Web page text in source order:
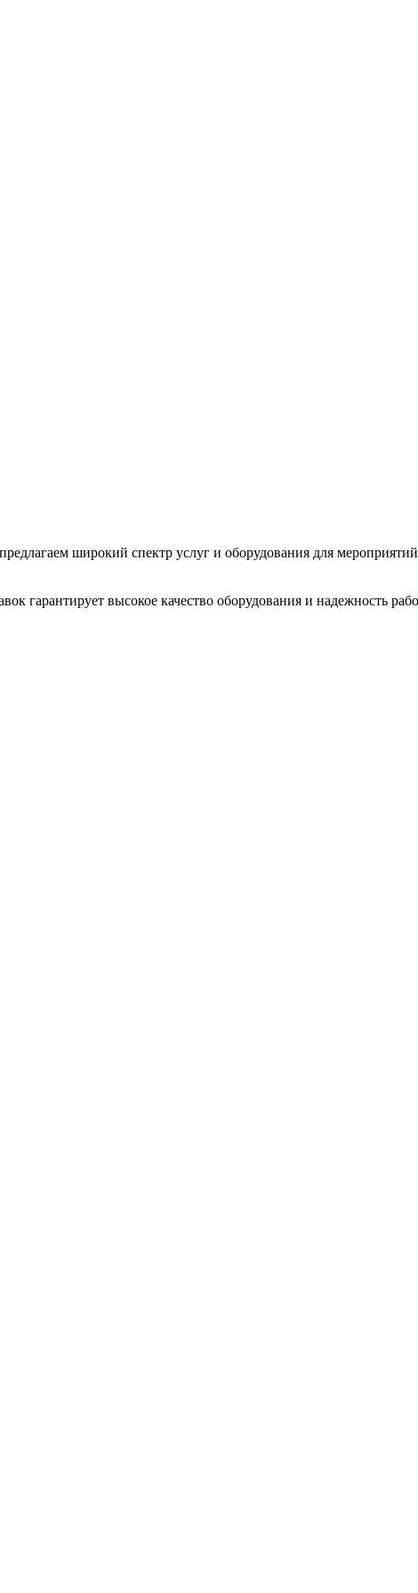
широкий спектр услуг и оборудования для
гарантирует высокое качество оборудования и надежность